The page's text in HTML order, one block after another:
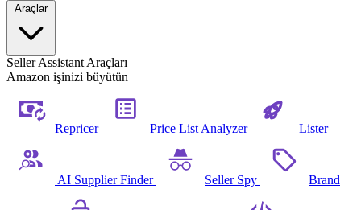
Araçlar
Seller Assistant Araçları
Amazon işinizi büyütün
Repricer Price List Analyzer Lister
AI Supplier Finder Seller Spy Brand